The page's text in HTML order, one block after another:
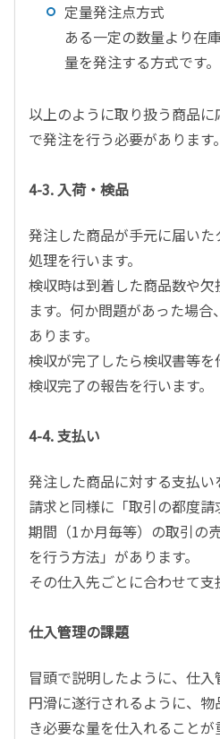
定量発注点方式
ある一定の数量より在
量を発注する方式です。
以上のように取り扱う商品
で発注を行う必要があります。
4-3. 入荷・検品
発注した商品が手元に届い
処理を行います。
検収時は到着した商品数や
ます。何か問題があった場
あります。
検収が完了したら検収書等
検収完了の報告を行います。
4-4. 支払い
発注した商品に対する支払い
請求と同様に「取引の都度
期間（1か月毎等）の取引の
を行う方法」があります。
その仕入先ごとに合わせて支
仕入管理の課題
冒頭で説明したように、仕
円滑に遂行されるように、
き必要な量を仕入れることが